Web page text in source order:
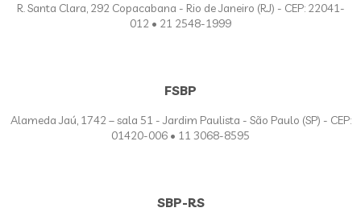
R. Santa Clara, 292 Copacabana - Rio de Janeiro (RJ) - CEP: 22041-
012 • 21 2548-1999
FSBP
Alameda Jaú, 1742 – sala 51 - Jardim Paulista - São Paulo (SP) - CEP:
01420-006 • 11 3068-8595
SBP-RS